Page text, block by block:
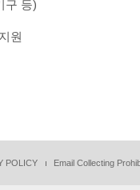
구 등)
원
POLICY Email Collecting